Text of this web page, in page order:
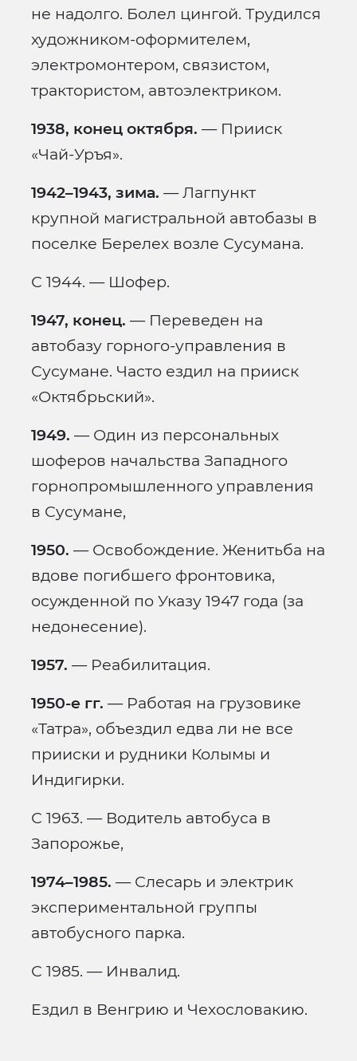
не надолго. Болел цингой. Трудился
художником-оформителем,
электромонтером, связистом,
трактористом, автоэлектриком.
1938, конец октября. — Прииск
«Чай-Уръя».
1942–1943, зима. — Лагпункт
крупной магистральной автобазы в
поселке Берелех возле Сусумана.
С 1944. — Шофер.
1947, конец. — Переведен на
автобазу горного-управления в
Сусумане. Часто ездил на прииск
«Октябрьский».
1949. — Один из персональных
шоферов начальства Западного
горнопромышленного управления
в Сусумане,
1950. — Освобождение. Женитьба на
вдове погибшего фронтовика,
осужденной по Указу 1947 года (за
недонесение).
1957. — Реабилитация.
1950-е гг. — Работая на грузовике
«Татра», объездил едва ли не все
прииски и рудники Колымы и
Индигирки.
С 1963. — Водитель автобуса в
Запорожье,
1974–1985. — Слесарь и электрик
экспериментальной группы
автобусного парка.
С 1985. — Инвалид.
Ездил в Венгрию и Чехословакию.